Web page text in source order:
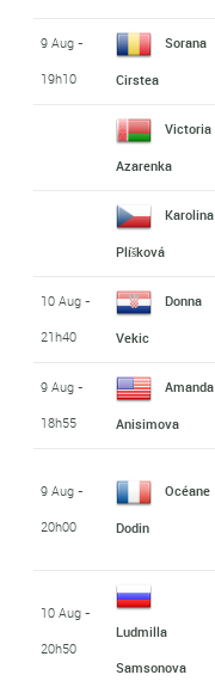
9 Aug -
19h10
Sorana
Cirstea
Victoria
Azarenka
Karolina
Plíšková
10 Aug -
21h40
Donna
Vekic
9 Aug -
18h55
Amanda
Anisimova
9 Aug -
20h00
Océane
Dodin
10 Aug -
20h50
Ludmilla
Samsonova